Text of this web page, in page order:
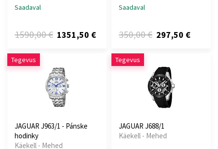
Saadaval
1590,00 € 1351,50 €
Saadaval
350,00 € 297,50 €
Tegevus
JAGUAR J963/1 - Pánske
hodinky
Käekell - Mehed
Tegevus
JAGUAR J688/1
Käekell - Mehed